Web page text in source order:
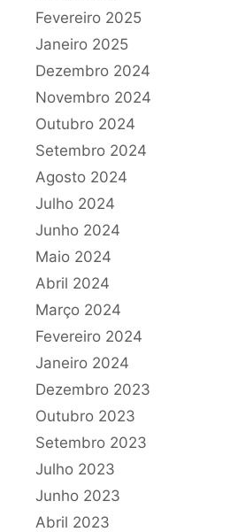
Fevereiro 2025
Janeiro 2025
Dezembro 2024
Novembro 2024
Outubro 2024
Setembro 2024
Agosto 2024
Julho 2024
Junho 2024
Maio 2024
Abril 2024
Março 2024
Fevereiro 2024
Janeiro 2024
Dezembro 2023
Outubro 2023
Setembro 2023
Julho 2023
Junho 2023
Abril 2023